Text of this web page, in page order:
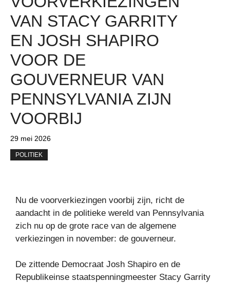
VAN STACY GARRITY
EN JOSH SHAPIRO
VOOR DE
GOUVERNEUR VAN
PENNSYLVANIA ZIJN
VOORBIJ
29 mei 2026
POLITIEK
Nu de voorverkiezingen voorbij zijn, richt de
aandacht in de politieke wereld van Pennsylvania
zich nu op de grote race van de algemene
verkiezingen in november: de gouverneur.
De zittende Democraat Josh Shapiro en de
Republikeinse staatspenningmeester Stacy Garrity